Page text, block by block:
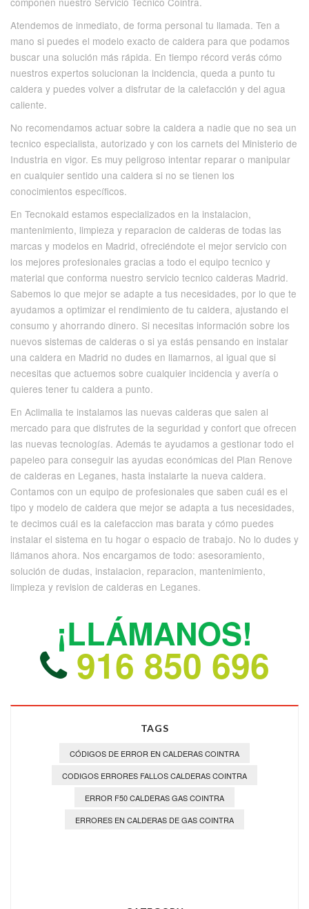
Atendemos de inmediato, de forma personal tu llamada. Ten a
mano si puedes el modelo exacto de caldera para que podamos
buscar una solución más rápida. En tiempo récord verás cómo
nuestros expertos solucionan la incidencia, queda a punto tu
caldera y puedes volver a disfrutar de la calefacción y del agua
caliente.
No recomendamos actuar sobre la caldera a nadie que no sea un
tecnico especialista, autorizado y con los carnets del Ministerio de
Industria en vigor. Es muy peligroso intentar reparar o manipular
en cualquier sentido una caldera si no se tienen los
conocimientos específicos.
En Tecnokald estamos especializados en la instalacion,
mantenimiento, limpieza y reparacion de calderas de todas las
marcas y modelos en Madrid, ofreciéndote el mejor servicio con
los mejores profesionales gracias a todo el equipo tecnico y
material que conforma nuestro servicio tecnico calderas Madrid.
Sabemos lo que mejor se adapte a tus necesidades, por lo que te
ayudamos a optimizar el rendimiento de tu caldera, ajustando el
consumo y ahorrando dinero. Si necesitas información sobre los
nuevos sistemas de calderas o si ya estás pensando en instalar
una caldera en Madrid no dudes en llamarnos, al igual que si
necesitas que actuemos sobre cualquier incidencia y avería o
quieres tener tu caldera a punto.
En Aclimalia te instalamos las nuevas calderas que salen al
mercado para que disfrutes de la seguridad y confort que ofrecen
las nuevas tecnologías. Además te ayudamos a gestionar todo el
papeleo para conseguir las ayudas económicas del Plan Renove
de calderas en Leganes, hasta instalarte la nueva caldera.
Contamos con un equipo de profesionales que saben cuál es el
tipo y modelo de caldera que mejor se adapta a tus necesidades,
te decimos cuál es la calefaccion mas barata y cómo puedes
instalar el sistema en tu hogar o espacio de trabajo. No lo dudes y
llámanos ahora. Nos encargamos de todo: asesoramiento,
solución de dudas, instalacion, reparacion, mantenimiento,
limpieza y revision de calderas en Leganes.
¡LLÁMANOS!
916 850 696
TAGS
CÓDIGOS DE ERROR EN CALDERAS COINTRA
CODIGOS ERRORES FALLOS CALDERAS COINTRA
ERROR F50 CALDERAS GAS COINTRA
ERRORES EN CALDERAS DE GAS COINTRA